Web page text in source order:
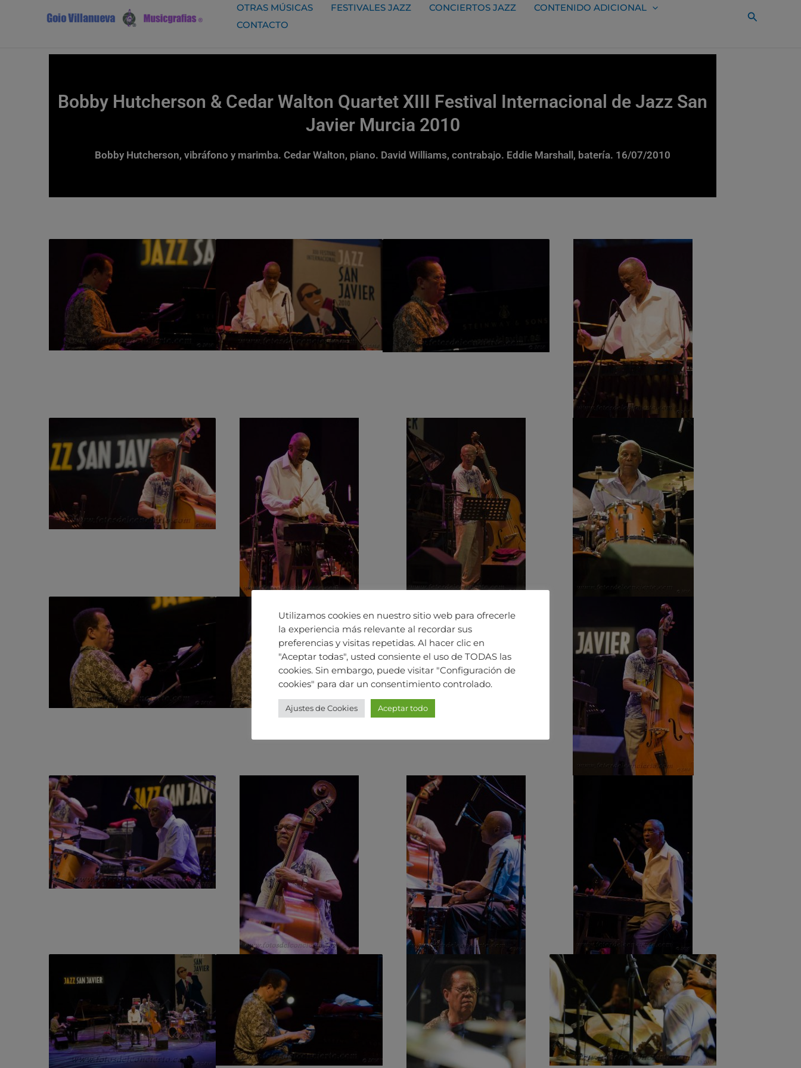
OTRAS MÚSICAS FESTIVALES JAZZ CONCIERTOS JAZZ
CONTENIDO ADICIONAL
CONTACTO
Buscar
Bobby Hutcherson & Cedar Walton Quartet XIII Festival Internacional de Jazz San
Javier Murcia 2010
Bobby Hutcherson, vibráfono y marimba. Cedar Walton, piano. David Williams, contrabajo. Eddie Marshall, batería. 16/07/2010
Utilizamos cookies en nuestro sitio web para ofrecerle
la experiencia más relevante al recordar sus
preferencias y visitas repetidas. Al hacer clic en
"Aceptar todas", usted consiente el uso de TODAS las
cookies. Sin embargo, puede visitar "Configuración de
cookies" para dar un consentimiento controlado.
Ajustes de Cookies Aceptar todo